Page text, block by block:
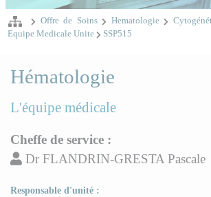
Offre de Soins Hematologie
Equipe Medicale Unite
SSP515
Hématologie
L'équipe médicale
Cheffe de service :
Dr FLANDRIN-GRESTA Pascale
Responsable d'unité :